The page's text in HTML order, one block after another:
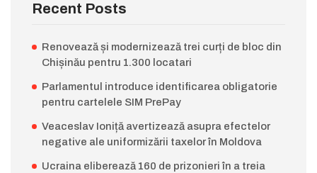
Recent Posts
Renovează și modernizează trei curți de bloc din
Chișinău pentru 1.300 locatari
Parlamentul introduce identificarea obligatorie
pentru cartelele SIM PrePay
Veaceslav Ioniță avertizează asupra efectelor
negative ale uniformizării taxelor în Moldova
Ucraina eliberează 160 de prizonieri în a treia